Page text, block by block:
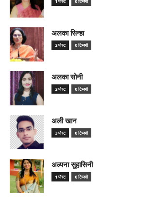
अलका सिन्हा
2 पोस्ट 0 टिप्पणी
अलका सोनी
2 पोस्ट 0 टिप्पणी
अली खान
3 पोस्ट 0 टिप्पणी
अल्पना सुहासिनी
1 पोस्ट 0 टिप्पणी